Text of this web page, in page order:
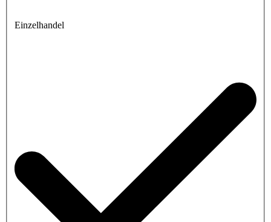
Einzelhandel